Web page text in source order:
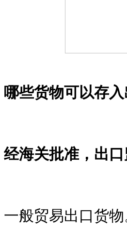
哪些货物可以存
经海关批准，出
一般贸易出口货物